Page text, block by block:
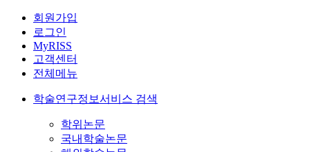
회원가입
로그인
MyRISS
고객센터
전체메뉴
학술연구정보서비스 검색
학위논문
국내학술논문